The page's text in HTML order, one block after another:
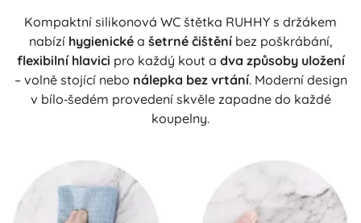
Kompaktní silikonová WC štětka RUHHY s držákem
nabízí hygienickéa šetrné čištěníbez poškrábání,
flexibilní hlavici pro každý kout a dva způsoby uložení
– volně stojící nebo nálepka bez vrtání. Moderní design
v bílo‑šedém provedení skvěle zapadne do každé
koupelny.